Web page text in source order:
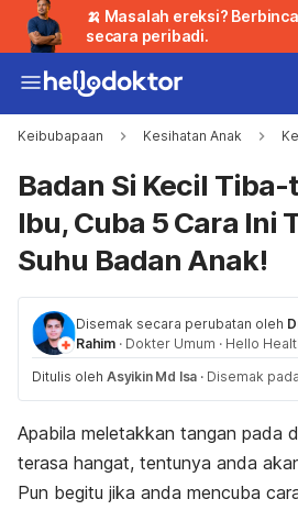
🍌 Masalah ereksi?
secara peribadi.
Keibubapaan Kesihatan Anak
Badan Si Kecil Tiba-
Ibu, Cuba 5 Cara Ini
Suhu Badan Anak!
Disemak secara perubatan oleh
Rahim · Dokter Umum · Hello
Ditulis oleh Asyikin Md Isa · Disemak
Apabila meletakkan tangan pada
terasa hangat, tentunya anda
Pun begitu jika anda mencuba